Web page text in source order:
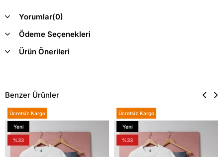
Yorumlar(0)
Ödeme Seçenekleri
Ürün Önerileri
Benzer Ürünler
Ücretsiz Kargo
Yeni
Ürün
%33
Ücretsiz Kargo
Yeni
Ürün
%33